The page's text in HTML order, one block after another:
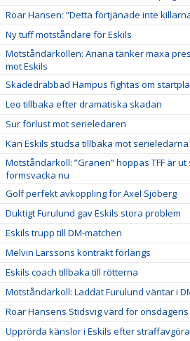
Roar Hansen: ”Detta förtjänade inte
Ny tuff motståndare för Eskils
Motståndarkollen: Ariana tänker maxa
mot Eskils
Skadedrabbad Hampus fightas om
Leo tillbaka efter dramatiska skadan
Sur förlust mot serieledaren
Kan Eskils studsa tillbaka mot
Motståndarkoll: ”Granen” hoppas TFF är ut
formsvacka nu
Golf perfekt avkoppling för Axel Sjöberg
Duktigt Furulund gav Eskils stora problem
Eskils trupp till DM-matchen
Melvin Larssons kontrakt förlängs
Eskils coach tillbaka till rötterna
Motståndarkoll: Laddat Furulund väntar i
Roar Hansens Stidsvig värd för onsdagens
Upprörda känslor i Eskils efter